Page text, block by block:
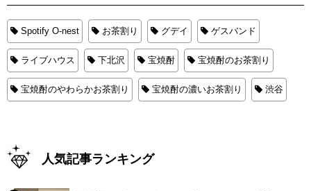
Spotify O-nest お茶割り グデイ ゲスバンド
ライブハウス 下北沢 宝焼酎 宝焼酎のお茶割り
宝焼酎のやわらかお茶割り 宝焼酎の濃いお茶割り 渋谷
人気記事ランキング